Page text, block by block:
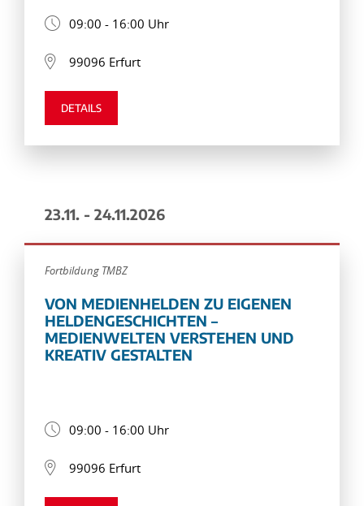
09:00 - 16:00 Uhr
99096 Erfurt
DETAILS
23.11. - 24.11.2026
Fortbildung TMBZ
VON MEDIENHELDEN ZU EIGENEN
HELDENGESCHICHTEN –
MEDIENWELTEN VERSTEHEN UND
KREATIV GESTALTEN
09:00 - 16:00 Uhr
99096 Erfurt